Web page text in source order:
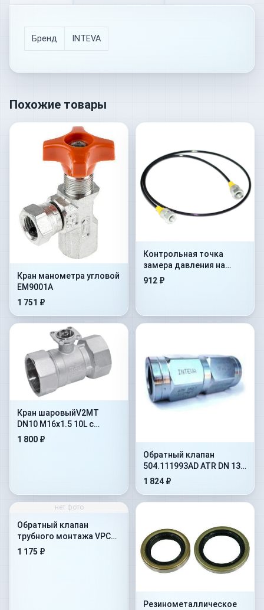
Бренд INTEVA
Похожие товары
Кран манометра угловой
EM9001A
1 751 ₽
Контрольная точка
замера давления на
гибком шланге Flex.
912 ₽
Кран шаровыйV2MT
DN10 M16x1.5 10L с
отверстиями под
1 800 ₽
Обратный клапан
504.111993AD ATR DN 13
на 10 бар
1 824 ₽
нет фото
Обратный клапан
трубного монтажа VPC
1&#039-&#039-
1 175 ₽
Резинометалличеcкое